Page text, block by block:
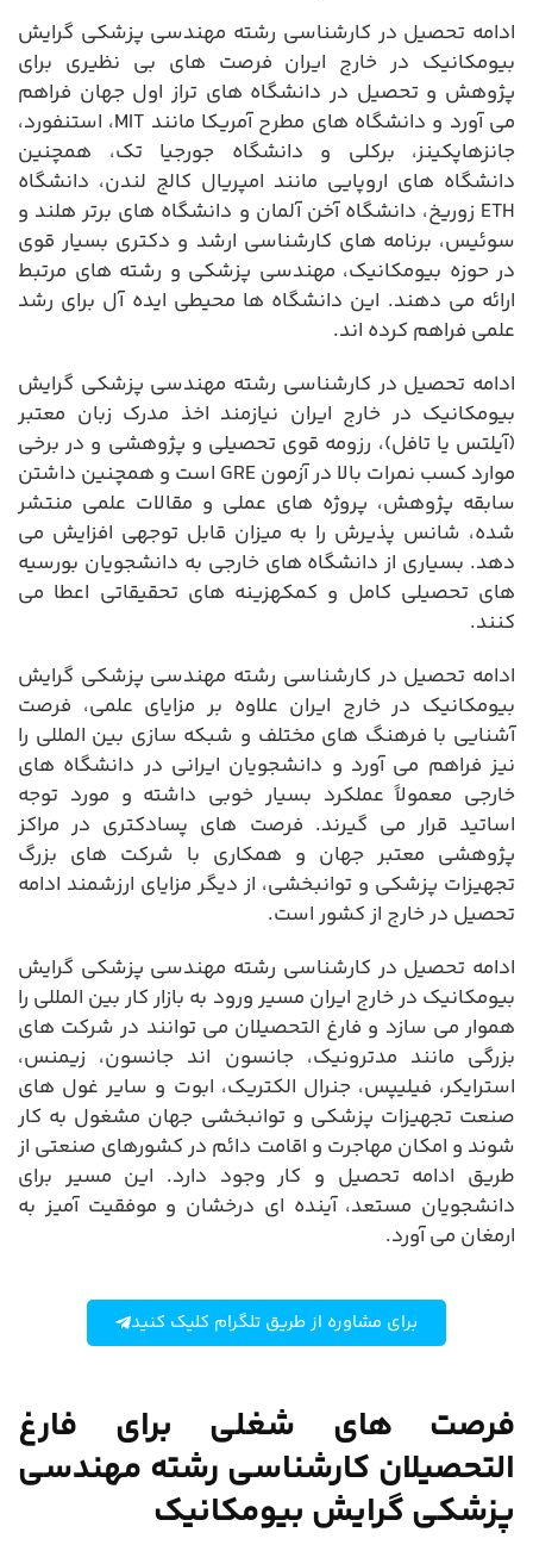
ادامه تحصیل در کارشناسی رشته مهندسی پزشکی گرایش
بیومکانیک در خارج ایران فرصت های بی نظیری برای
پژوهش و تحصیل در دانشگاه های تراز اول جهان فراهم
می آورد و دانشگاه های مطرح آمریکا مانند MIT، استنفورد،
جانزهاپکینز، برکلی و دانشگاه جورجیا تک، همچنین
دانشگاه های اروپایی مانند امپریال کالج لندن، دانشگاه
ETH زوریخ، دانشگاه آخن آلمان و دانشگاه های برتر هلند و
سوئیس، برنامه های کارشناسی ارشد و دکتری بسیار قوی
در حوزه بیومکانیک، مهندسی پزشکی و رشته های مرتبط
ارائه می دهند. این دانشگاه ها محیطی ایده آل برای رشد
علمی فراهم کرده اند.
ادامه تحصیل در کارشناسی رشته مهندسی پزشکی گرایش
بیومکانیک در خارج ایران نیازمند اخذ مدرک زبان معتبر
(آیلتس یا تافل)، رزومه قوی تحصیلی و پژوهشی و در برخی
موارد کسب نمرات بالا در آزمون GRE است و همچنین داشتن
سابقه پژوهش، پروژه های عملی و مقالات علمی منتشر
شده، شانس پذیرش را به میزان قابل توجهی افزایش می
دهد. بسیاری از دانشگاه های خارجی به دانشجویان بورسیه
های تحصیلی کامل و کمکهزینه های تحقیقاتی اعطا می
کنند.
ادامه تحصیل در کارشناسی رشته مهندسی پزشکی گرایش
بیومکانیک در خارج ایران علاوه بر مزایای علمی، فرصت
آشنایی با فرهنگ های مختلف و شبکه سازی بین المللی را
نیز فراهم می آورد و دانشجویان ایرانی در دانشگاه های
خارجی معمولاً عملکرد بسیار خوبی داشته و مورد توجه
اساتید قرار می گیرند. فرصت های پسادکتری در مراکز
پژوهشی معتبر جهان و همکاری با شرکت های بزرگ
تجهیزات پزشکی و توانبخشی، از دیگر مزایای ارزشمند ادامه
تحصیل در خارج از کشور است.
ادامه تحصیل در کارشناسی رشته مهندسی پزشکی گرایش
بیومکانیک در خارج ایران مسیر ورود به بازار کار بین المللی را
هموار می سازد و فارغ التحصیلان می توانند در شرکت های
بزرگی مانند مدترونیک، جانسون اند جانسون، زیمنس،
استرایکر، فیلیپس، جنرال الکتریک، ابوت و سایر غول های
صنعت تجهیزات پزشکی و توانبخشی جهان مشغول به کار
شوند و امکان مهاجرت و اقامت دائم در کشورهای صنعتی از
طریق ادامه تحصیل و کار وجود دارد. این مسیر برای
دانشجویان مستعد، آینده ای درخشان و موفقیت آمیز به
ارمغان می آورد.
برای مشاوره از طریق تلگرام کلیک کنید
فرصت های شغلی برای فارغ
التحصیلان کارشناسی رشته مهندسی
پزشکی گرایش بیومکانیک